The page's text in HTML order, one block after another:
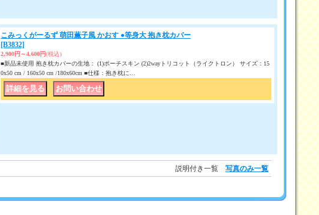
こみっくがーるず 萌田薫子風 かおす ●等身大 抱き枕カバー
[B3832]
2,900円～4,600円(税込)
■新品未使用 抱き枕カバーの生地： (1)ポーチスキン (2)2wayトリコット（ライクトロン） サイズ：15
0x50 cm / 160x50 cm /180x60cm ■仕様：抱き枕に…
説明付き一覧 写真のみ一覧